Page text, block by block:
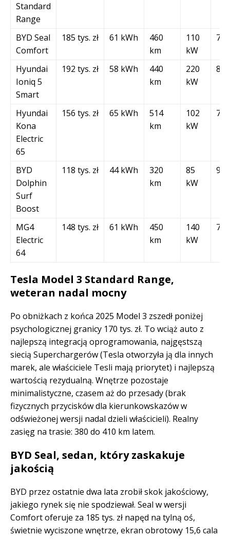
Standard
Range
BYD Seal
Comfort
185 tys. zł 61 kWh
460
km
110
kW
7,5
Hyundai
Ioniq 5
Smart
192 tys. zł 58 kWh
440
km
220
kW
8,5
Hyundai
Kona
Electric
65
156 tys. zł 65 kWh
514
km
102
kW
7,8
BYD
Dolphin
Surf
Boost
118 tys. zł 44 kWh
320
km
85
kW
9,4
MG4
Electric
64
148 tys. zł 61 kWh
450
km
140
kW
7,7
Tesla Model 3 Standard Range,
weteran nadal mocny
Po obniżkach z końca 2025 Model 3 zszedł poniżej
psychologicznej granicy 170 tys. zł. To wciąż auto z
najlepszą integracją oprogramowania, najgęstszą
siecią Superchargerów (Tesla otworzyła ją dla innych
marek, ale właściciele Tesli mają priorytet) i najlepszą
wartością rezydualną. Wnętrze pozostaje
minimalistyczne, czasem aż do przesady (brak
fizycznych przycisków dla kierunkowskazów w
odświeżonej wersji nadal dzieli właścicieli). Realny
zasięg na trasie: 380 do 410 km latem.
BYD Seal, sedan, który zaskakuje
jakością
BYD przez ostatnie dwa lata zrobił skok jakościowy,
jakiego rynek się nie spodziewał. Seal w wersji
Comfort oferuje za 185 tys. zł napęd na tylną oś,
świetnie wyciszone wnętrze, ekran obrotowy 15,6 cala